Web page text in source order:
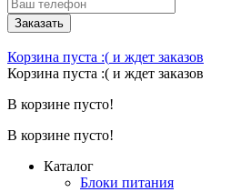
Заказать
Корзина пуста :( и ждет заказов
Корзина пуста :( и ждет заказов
В корзине пусто!
В корзине пусто!
Каталог
Блоки питания